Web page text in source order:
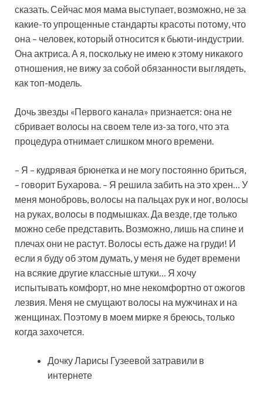
сказать. Сейчас моя мама выступает, возможно, не за
какие-то упрощенные стандарты красоты потому, что
она – человек, который относится к бьюти-индустрии.
Она актриса. А я, поскольку не имею к этому никакого
отношения, не вижу за собой обязанности выглядеть,
как топ-модель.
Дочь звезды «Первого канала» признается: она не
сбривает волосы на своем теле из-за того, что эта
процедура отнимает слишком много времени.
– Я – кудрявая брюнетка и не могу постоянно бриться,
– говорит Бухарова. – Я решила забить на это хрен… У
меня монобровь, волосы на пальцах рук и ног, волосы
на руках, волосы в подмышках. Да везде, где только
можно себе представить. Возможно, лишь на спине и
плечах они не растут. Волосы есть даже на груди! И
если я буду об этом думать, у меня не будет времени
на всякие другие классные штуки… Я хочу
испытывать комфорт, но мне некомфортно от ожогов
лезвия. Меня не смущают волосы на мужчинах и на
женщинах. Поэтому в моем мирке я бреюсь, только
когда захочется.
Дочку Ларисы Гузеевой затравили в
интернете